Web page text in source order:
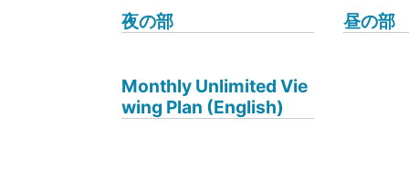
夜の部
昼の部
Monthly Unlimited Vie
wing Plan (English)